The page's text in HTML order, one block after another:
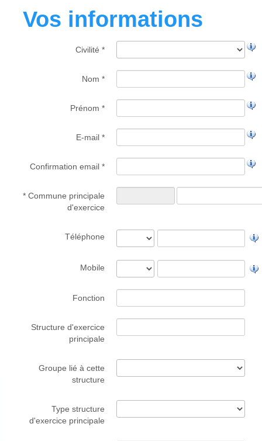
Vos informations
Civilité *
Nom *
Prénom *
E-mail *
Confirmation email *
* Commune principale
d'exercice
Téléphone
Mobile
Fonction
Structure d'exercice
principale
Groupe lié à cette
structure
Type structure
d'exercice principale